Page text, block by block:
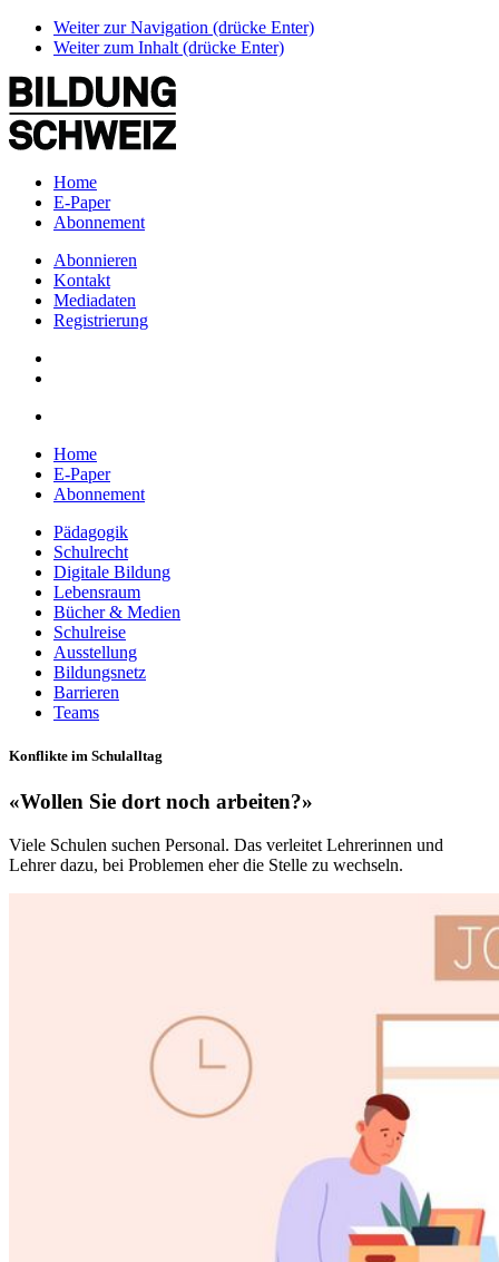
Weiter zur Navigation (drücke Enter)
Weiter zum Inhalt (drücke Enter)
Home
E-Paper
Abonnement
Abonnieren
Kontakt
Mediadaten
Registrierung
Home
E-Paper
Abonnement
Pädagogik
Schulrecht
Digitale Bildung
Lebensraum
Bücher & Medien
Schulreise
Ausstellung
Bildungsnetz
Barrieren
Teams
Konflikte im Schulalltag
«Wollen Sie dort noch arbeiten?»
Viele Schulen suchen Personal. Das verleitet Lehrerinnen und
Lehrer dazu, bei Problemen eher die Stelle zu wechseln.